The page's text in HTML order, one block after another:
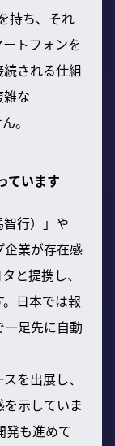
持ち、それ
トフォンを
される仕組
な
。
ています
行）」や
企業が存在感
と提携し、
日本では報
足先に自動
を出展し、
示していま
発も進めて